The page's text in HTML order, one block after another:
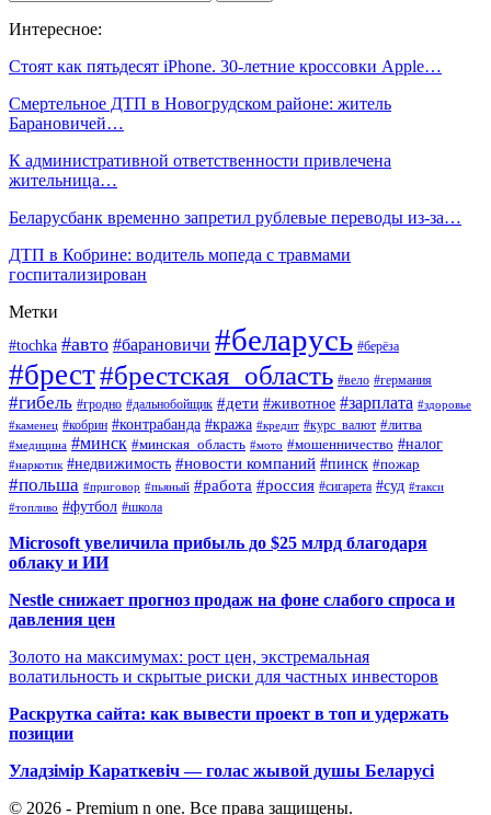
Интересное:
Стоят как пятьдесят iPhone. 30-летние кроссовки Apple…
Смертельное ДТП в Новогрудском районе: житель
Барановичей…
К административной ответственности привлечена
жительница…
Беларусбанк временно запретил рублевые переводы из-за…
ДТП в Кобрине: водитель мопеда с травмами
госпитализирован
Метки
#tochka #авто #барановичи #беларусь #берёза
#брест#брестская_область #вело #германия
#гибель #гродно #дальнобойщик #дети #животное #зарплата #здоровье
#каменец #кобрин #контрабанда #кража #кредит #курс_валют #литва
#медицина #минск #минская_область #мото #мошенничество #налог
#наркотик #недвижимость #новости компаний #пинск #пожар
#польша #приговор #пьяный #работа #россия #сигарета #суд #такси
#топливо #футбол #школа
Microsoft увеличила прибыль до $25 млрд благодаря
облаку и ИИ
Nestle снижает прогноз продаж на фоне слабого спроса и
давления цен
Золото на максимумах: рост цен, экстремальная
волатильность и скрытые риски для частных инвесторов
Раскрутка сайта: как вывести проект в топ и удержать
позиции
Уладзімір Караткевіч — голас жывой душы Беларусі
© 2026 - Premium n one. Все права защищены.